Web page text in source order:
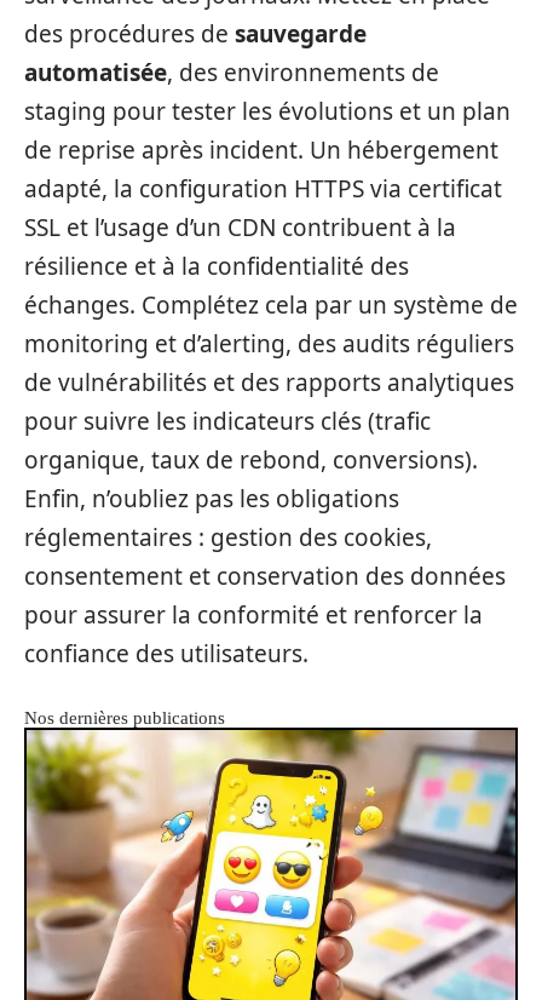
des procédures de sauvegarde
automatisée, des environnements de
staging pour tester les évolutions et un plan
de reprise après incident. Un hébergement
adapté, la configuration HTTPS via certificat
SSL et l’usage d’un CDN contribuent à la
résilience et à la confidentialité des
échanges. Complétez cela par un système de
monitoring et d’alerting, des audits réguliers
de vulnérabilités et des rapports analytiques
pour suivre les indicateurs clés (trafic
organique, taux de rebond, conversions).
Enfin, n’oubliez pas les obligations
réglementaires : gestion des cookies,
consentement et conservation des données
pour assurer la conformité et renforcer la
confiance des utilisateurs.
Nos dernières publications